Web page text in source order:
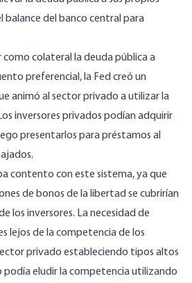
balance del banco central para
como colateral la deuda pública a
preferencial, la Fed creó un
animó al sector privado a utilizar la
inversores privados podían adquirir
presentarlos para préstamos al
contento con este sistema, ya que
de bonos de la libertad se cubrirían
los inversores. La necesidad de
lejos de la competencia de los
privado estableciendo tipos altos
podía eludir la competencia utilizando